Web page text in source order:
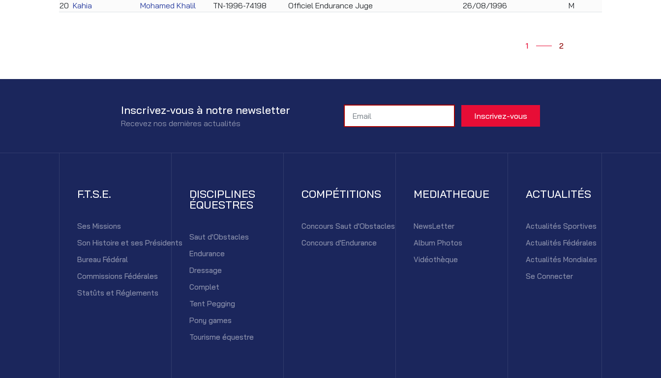
20 Kahia Mohamed Khalil TN-1996-74198 Officiel Endurance Juge 26/08/1996 M
1 2
Inscrivez-vous à notre newsletter
Recevez nos dernières actualités
F.T.S.E.
Ses Missions
Son Histoire et ses Présidents
Bureau Fédéral
Commissions Fédérales
Statûts et Réglements
DISCIPLINES
ÉQUESTRES
Saut d'Obstacles
Endurance
Dressage
Complet
Tent Pegging
Pony games
Tourisme équestre
COMPÉTITIONS
Concours Saut d'Obstacles
Concours d'Endurance
MEDIATHEQUE
NewsLetter
Album Photos
Vidéothèque
ACTUALITÉS
Actualités Sportives
Actualités Fédérales
Actualités Mondiales
Se Connecter